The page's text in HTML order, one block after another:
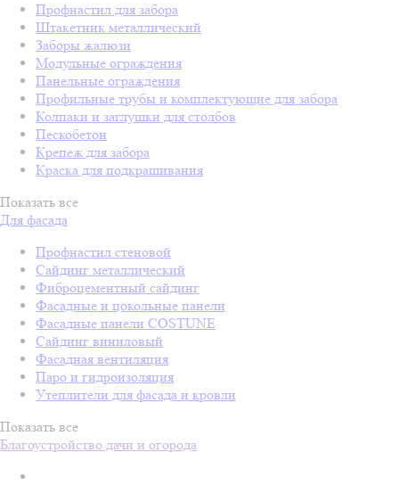
Профнастил для забора
Штакетник металлический
Заборы жалюзи
Модульные ограждения
Панельные ограждения
Профильные трубы и комплектующие для забора
Колпаки и заглушки для столбов
Пескобетон
Крепеж для забора
Краска для подкрашивания
Показать все
Для фасада
Профнастил стеновой
Сайдинг металлический
Фиброцементный сайдинг
Фасадные и цокольные панели
Фасадные панели COSTUNE
Сайдинг виниловый
Фасадная вентиляция
Паро и гидроизоляция
Утеплители для фасада и кровли
Показать все
Благоустройство дачи и огорода